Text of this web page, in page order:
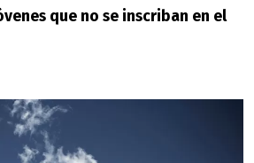
que no se inscriban en el